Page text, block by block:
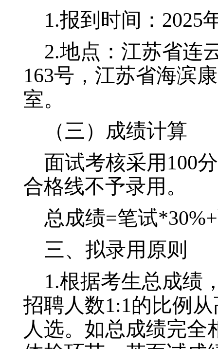
1.报到 时间： 2025
2.地点：江苏省连
163号 ，江苏省海滨
室。
（三）成绩计算
面试考核采用 100
合格线不予录用。
总成绩=笔试*30%+
三、拟录用原则
1.根据考生总成绩
招聘人数1:1的比例
人选。如总成绩完